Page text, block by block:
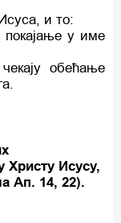
и то:
покајање у име
обећање
Христу Исусу,
Ап. 14, 22).